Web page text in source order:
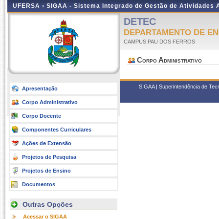
UFERSA › SIGAA - Sistema Integrado de Gestão de Atividades
Apresentação
Corpo Administrativo
Corpo Docente
Componentes Curriculares
Ações de Extensão
Projetos de Pesquisa
Projetos de Ensino
Documentos
Outras Opções
Acessar o SIGAA
DETEC
DEPARTAMENTO DE
CAMPUS PAU DOS FERROS
Corpo Administrativo
SIGAA | Superintendência de